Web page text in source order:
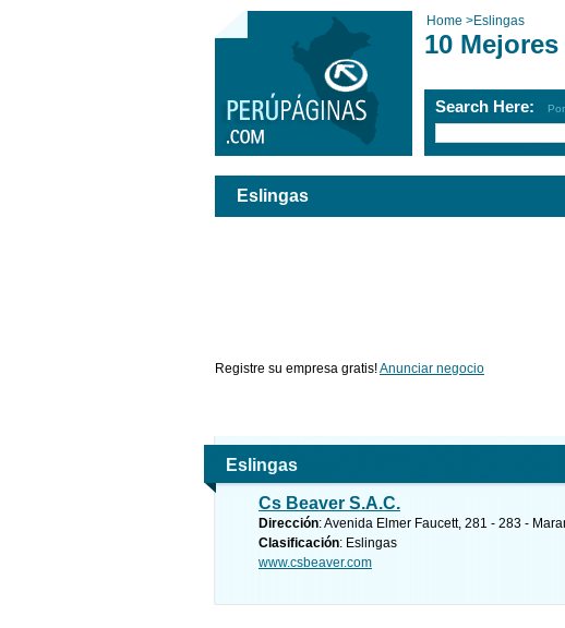
Home >Eslingas
10
Search Here:
Eslingas
Registre su empresa gratis!Anunciar negocio
Eslingas
Cs Beaver S.A.C.
Dirección: Avenida Elmer Faucett, 281 - 283 -
Clasificación: Eslingas
www.csbeaver.com